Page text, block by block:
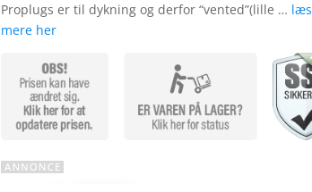
Proplugs er til dykning og derfor “vented”(lille … læs
mere her